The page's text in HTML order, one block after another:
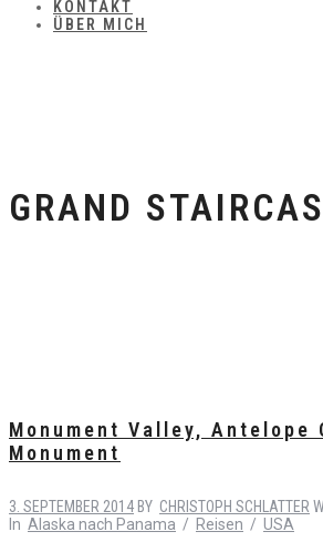
KONTAKT
ÜBER MICH
GRAND
Monument Valley, Antelope
Monument
3. SEPTEMBER 2014 BY CHRISTOPH SCHLATTER
In Alaska nach Panama / Reisen / USA